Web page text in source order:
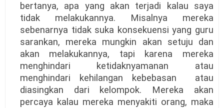
bertanya, apa yang akan terjadi kalau saya
tidak melakukannya. Misalnya mereka
sebenarnya tidak suka konsekuensi yang guru
sarankan, mereka mungkin akan setuju dan
akan melakukannya, tapi karena mereka
menghindari ketidaknyamanan atau
menghindari kehilangan kebebasan
atau
diasingkan dari kelompok. Mereka akan
percaya kalau mereka menyakiti orang, maka